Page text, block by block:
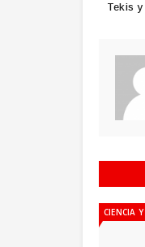
Tekis
CIENCIA